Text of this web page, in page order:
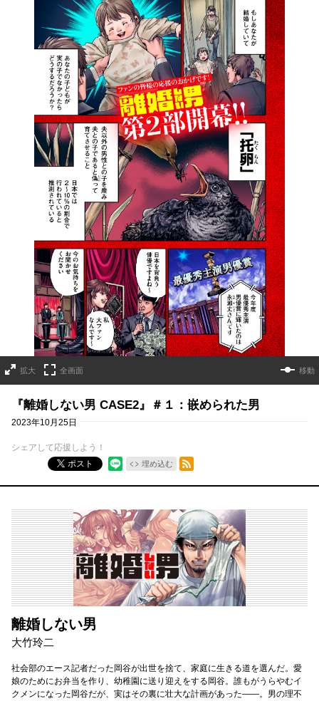
拡大 全画面 移動
『離婚しない男 CASE2』＃１：嵌められた男
2023年10月25日
シェアして応援しよう！
ポスト
埋め込む
RSSフィード
離婚しない男
大竹玲二
社会部のエース記者だった岡谷が出世を捨て、家庭に生きる道を選んだ。愛
娘のためにお弁当を作り、幼稚園に送り迎えをする岡谷。誰もがうらやむイ
クメンになった岡谷だが、実はその裏に壮大な計画があった――。男の理不